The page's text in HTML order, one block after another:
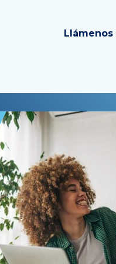
Llámenos